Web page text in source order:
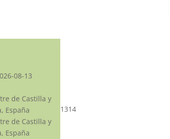
08-13
de Castilla y
España
de Castilla y
España
1314